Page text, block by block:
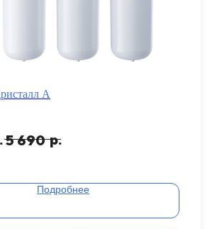
А
5 690 р.
Подробнее